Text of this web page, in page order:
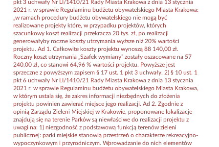
pkt 3 uchwały Nr LI/1410/21 Rady Miasta Krakowa z dnia 13 stycznia
2021 r. w sprawie Regulaminu budżetu obywatelskiego Miasta Krakowa:
„w ramach procedury budżetu obywatelskiego nie mogą być
realizowane projekty które, w przypadku projektów, których
szacunkowy koszt realizacji przekracza 20 tys. zł, po realizacji
generowałyby roczne koszty utrzymania wyższe niż 20% wartości
projektu. Ad 1. Całkowite koszty projektu wynoszą 88 140,00 zł.
Roczny koszt utrzymania „Szafek wymiany” zostały oszacowane na 57
240,00 zł, co stanowi 64,96 % wartości projektu. Powyższe jest
sprzeczne z powyższym zapisem § 17 ust. 1 pkt 3 uchwały. 2) § 10 ust. 1
pkt 6 uchwały Nr LI/1410/21 Rady Miasta Krakowa z dnia 13 stycznia
2021 r. w sprawie Regulaminu budżetu obywatelskiego Miasta Krakowa,
w którym ustala się, że zakres informacji niezbędnych do złożenia
projektu powinien zawierać miejsce jego realizacji. Ad 2. Zgodnie z
opinią Zarządu Zieleni Miejskiej w Krakowie, proponowane lokalizacje
znajdują się na terenie Parków są niewłaściwe do realizacji projektu z
uwagi na: 1) niezgodność z podstawową funkcją terenów zieleni
publicznej: parki miejskie stanowią przestrzeń o charakterze rekreacyjno-
wypoczynkowym i przyrodniczym. Wprowadzanie do nich elementów